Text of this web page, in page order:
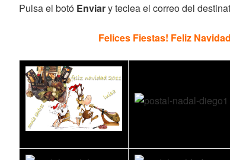
Pulsa el botó Enviary teclea el correo del
Felices Fiestas! Feliz